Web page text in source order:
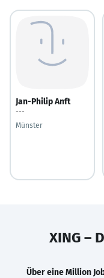
Jan-Philip Anft
---
Münster
XING –
Über eine Million